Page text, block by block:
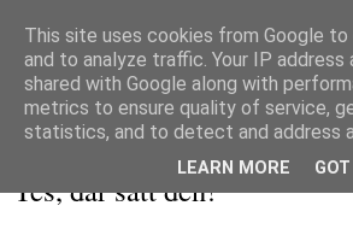
Yes, där satt den!
This site uses cookies from Google
and to analyze traffic. Your IP address
shared with Google along with
metrics to ensure quality of service,
statistics, and to detect and address
LEARN MORE